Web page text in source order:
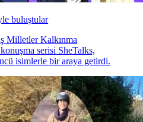
buluştular
Milletler Kalkınma
serisi SheTalks,
isimlerle bir araya getirdi.